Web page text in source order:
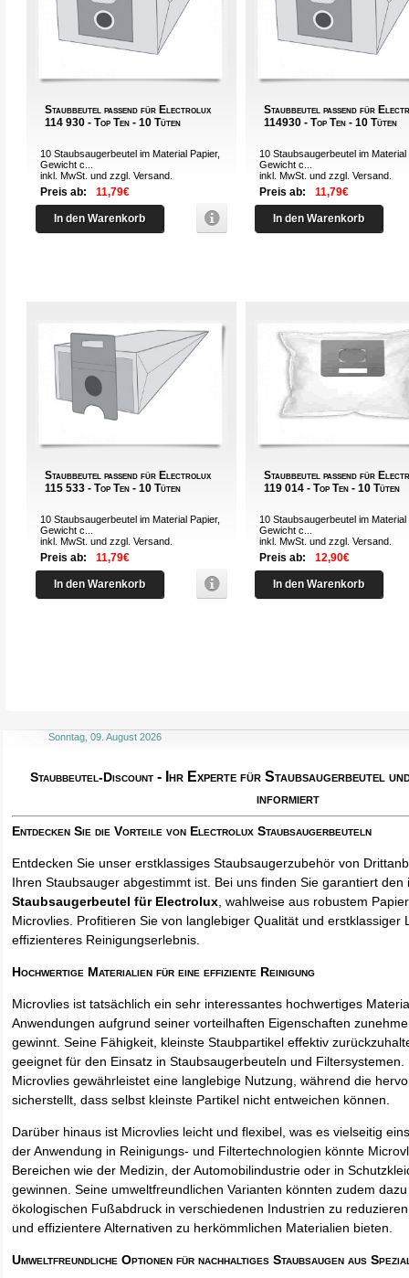
Staubbeutel passend für Electrolux
114 930 - Top Ten - 10 Tüten
10 Staubsaugerbeutel im Material Papier,
Gewicht c...
inkl. MwSt. und zzgl.Versand
Preis ab: 11,79€
In den Warenkorb
Staubbeutel passend für
114930 - Top Ten - 10 Tüten
10 Staubsaugerbeutel im Material
Gewicht c...
inkl. MwSt. und zzgl.Versand
Preis ab: 11,79€
In den Warenkorb
Staubbeutel passend für Electrolux
115 533 - Top Ten - 10 Tüten
10 Staubsaugerbeutel im Material Papier,
Gewicht c...
inkl. MwSt. und zzgl.Versand
Preis ab: 11,79€
In den Warenkorb
Staubbeutel passend für
119 014 - Top Ten - 10 Tüten
10 Staubsaugerbeutel im Material
Gewicht c...
inkl. MwSt. und zzgl.Versand
Preis ab: 12,90€
In den Warenkorb
Sonntag, 09. August 2026
Staubbeutel-Discount - Ihr Experte für Staubsaugerbeutel
informiert
Entdecken Sie die Vorteile von Electrolux Staubsaugerbeuteln
Entdecken Sie unser erstklassiges Staubsaugerzubehör von
Ihren Staubsauger abgestimmt ist. Bei uns finden Sie garantiert den
Staubsaugerbeutel für Electrolux, wahlweise aus robustem
Microvlies. Profitieren Sie von langlebiger Qualität und erstklassiger
effizienteres Reinigungserlebnis.
Hochwertige Materialien für eine effiziente Reinigung
Microvlies ist tatsächlich ein sehr interessantes hochwertiges
Anwendungen aufgrund seiner vorteilhaften Eigenschaften
gewinnt. Seine Fähigkeit, kleinste Staubpartikel effektiv
geeignet für den Einsatz in Staubsaugerbeuteln und
Microvlies gewährleistet eine langlebige Nutzung, während die
sicherstellt, dass selbst kleinste Partikel nicht entweichen können.
Darüber hinaus ist Microvlies leicht und flexibel, was es vielseitig
der Anwendung in Reinigungs- und Filtertechnologien könnte
Bereichen wie der Medizin, der Automobilindustrie oder in
gewinnen. Seine umweltfreundlichen Varianten könnten zudem
ökologischen Fußabdruck in verschiedenen Industrien zu
und effizientere Alternativen zu herkömmlichen Materialien bieten.
Umweltfreundliche Optionen für nachhaltiges Staubsaugen aus